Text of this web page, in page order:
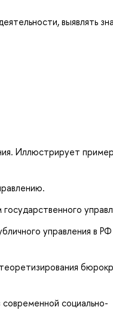
выявлять
Иллюстрирует
управления в РФ
социально-